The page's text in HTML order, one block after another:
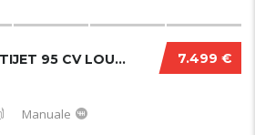
7.499 €
FIAT PANDA 1.3 MULTIJET 95 CV LOUNGE 2017...
Manuale